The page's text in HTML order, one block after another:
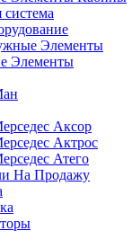
Элементы
Элементы
Аксор
Актрос
Атего
На Продажу